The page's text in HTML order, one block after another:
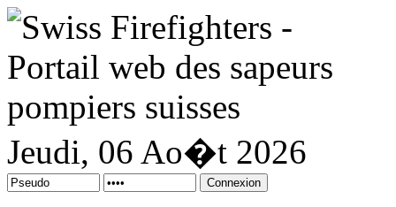
Jeudi, 06 Ao�t 2026